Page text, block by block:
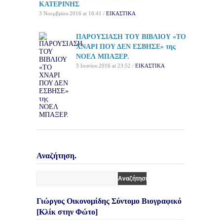
ΚΑΤΕΡΙΝΗΣ
3 Νοεμβρίου 2016 at 16:41 / ΕΙΚΑΣΤΙΚΑ
ΠΑΡΟΥΣΙΑΣΗ ΤΟΥ ΒΙΒΛΙΟΥ «ΤΟ
ΧΝΑΡΙ ΠΟΥ ΔΕΝ ΕΣΒΗΣΕ» της
ΝΟΕΛ ΜΠΑΞΕΡ.
3 Ιουνίου 2016 at 23:52 / ΕΙΚΑΣΤΙΚΑ
Αναζήτηση.
Γιώργος Οικονομίδης Σύντομο Βιογραφικό
[Κλίκ στην Φώτο]